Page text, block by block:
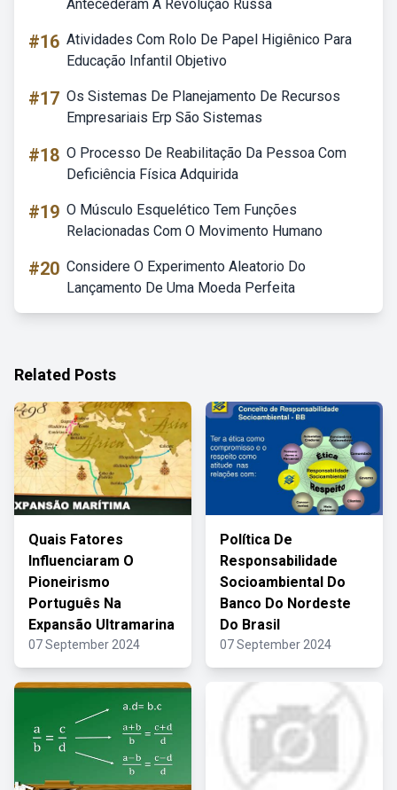
Antecederam A Revolução Russa
#16 Atividades Com Rolo De Papel Higiênico Para
Educação Infantil Objetivo
#17 Os Sistemas De Planejamento De Recursos
Empresariais Erp São Sistemas
#18 O Processo De Reabilitação Da Pessoa Com
Deficiência Física Adquirida
#19 O Músculo Esquelético Tem Funções
Relacionadas Com O Movimento Humano
#20 Considere O Experimento Aleatorio Do
Lançamento De Uma Moeda Perfeita
Related Posts
Quais Fatores
Influenciaram O
Pioneirismo
Português Na
Expansão Ultramarina
07 September 2024
Política De
Responsabilidade
Socioambiental Do
Banco Do Nordeste
Do Brasil
07 September 2024